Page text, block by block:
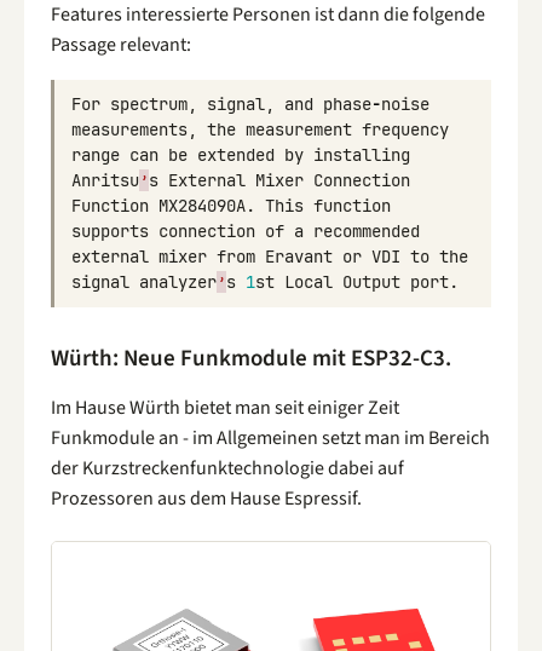
Features interessierte Personen ist dann die folgende
Passage relevant:
For spectrum, signal, and phase-noise
measurements, the measurement frequency
range can be extended by installing
Anritsu’s External Mixer Connection
Function MX284090A. This function
supports connection of a recommended
external mixer from Eravant or VDI to the
signal analyzer’s 1st Local Output port.
Würth: Neue Funkmodule mit ESP32-C3.
Im Hause Würth bietet man seit einiger Zeit
Funkmodule an - im Allgemeinen setzt man im Bereich
der Kurzstreckenfunktechnologie dabei auf
Prozessoren aus dem Hause Espressif.